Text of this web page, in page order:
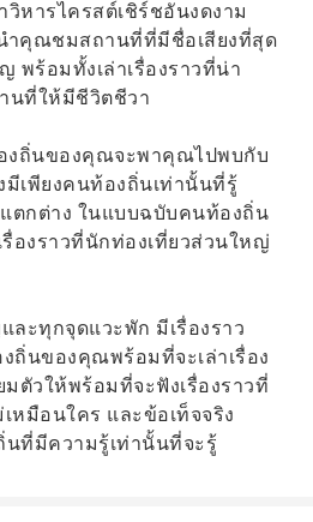
หารไครสต์เชิร์ชอันงดงาม
ำคุณชมสถานที่ที่มีชื่อเสียงที่สุด
พร้อมทั้งเล่าเรื่องราวที่น่า
นที่ให้มีชีวิตชีวา
องถิ่นของคุณจะพาคุณไปพบกับ
เพียงคนท้องถิ่นเท่านั้นที่รู้
ตกต่าง ในแบบฉบับคนท้องถิ่น
องราวที่นักท่องเที่ยวส่วนใหญ่
ละทุกจุดแวะพัก มีเรื่องราว
ถิ่นของคุณพร้อมที่จะเล่าเรื่อง
มตัวให้พร้อมที่จะฟังเรื่องราวที่
หมือนใคร และข้อเท็จจริง
ที่มีความรู้เท่านั้นที่จะรู้